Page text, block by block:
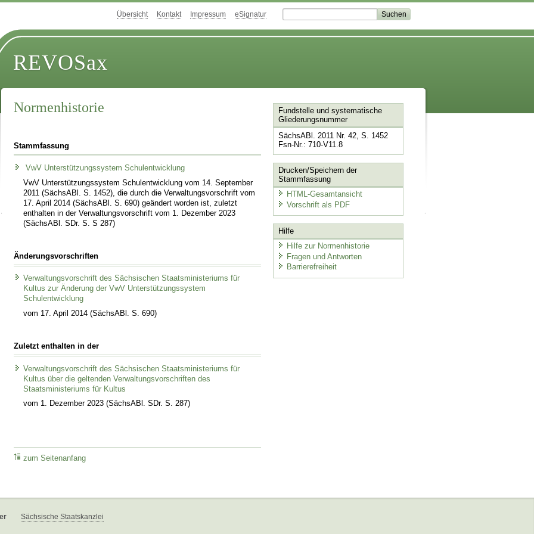
Übersicht Kontakt Impressum eSignatur
REVOSax
Normenhistorie
Stammfassung
VwV Unterstützungssystem Schulentwicklung
VwV Unterstützungssystem Schulentwicklung vom 14. September
2011 (SächsABl. S. 1452), die durch die Verwaltungsvorschrift vom
17. April 2014 (SächsABl. S. 690) geändert worden ist, zuletzt
enthalten in der Verwaltungsvorschrift vom 1. Dezember 2023
(SächsABl. SDr. S. S 287)
Änderungsvorschriften
Verwaltungsvorschrift des Sächsischen Staatsministeriums für
Kultus zur Änderung der VwV Unterstützungssystem
Schulentwicklung
vom 17. April 2014 (SächsABl. S. 690)
Zuletzt enthalten in der
Verwaltungsvorschrift des Sächsischen Staatsministeriums für
Kultus über die geltenden Verwaltungsvorschriften des
Staatsministeriums für Kultus
vom 1. Dezember 2023 (SächsABl. SDr. S. 287)
zum Seitenanfang
Fundstelle und systematische
Gliederungsnummer
SächsABl. 2011 Nr. 42, S. 1452
Fsn-Nr.: 710-V11.8
Drucken/Speichern der
Stammfassung
HTML-Gesamtansicht
Vorschrift als PDF
Hilfe
Hilfe zur Normenhistorie
Fragen und Antworten
Barrierefreiheit
Sächsische Staatskanzlei